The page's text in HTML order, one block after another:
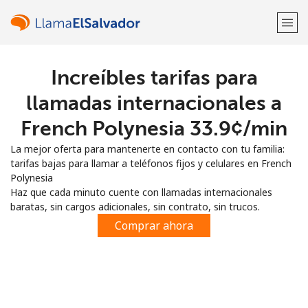
¡Bienvenido!
Regístrate con
o
Increíbles tarifas para
llamadas internacionales a
French Polynesia ⁦33.9¢⁩/min
La mejor oferta para mantenerte en contacto con tu familia:
tarifas bajas para llamar a teléfonos fijos y celulares en French
Polynesia
Haz que cada minuto cuente con llamadas internacionales
baratas, sin cargos adicionales, sin contrato, sin trucos.
Comprar ahora